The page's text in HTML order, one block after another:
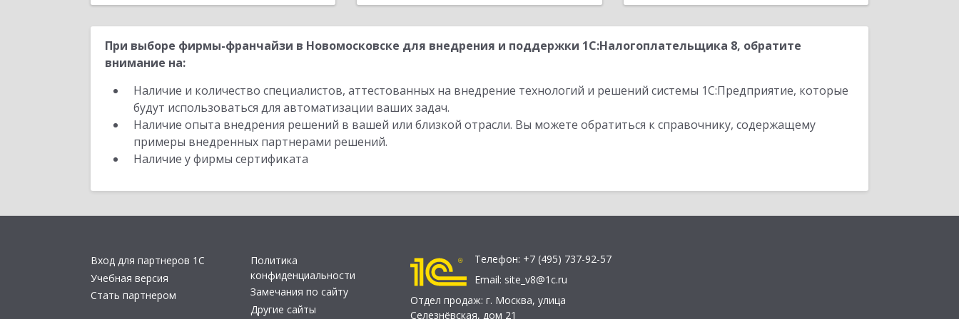
При выборе фирмы-франчайзи в Новомосковске для внедрения и поддержки 1С:Налогоплательщика 8, обратите
внимание на:
Наличие и количество специалистов, аттестованных на внедрение технологий и решений системы 1С:Предприятие, которые
будут использоваться для автоматизации ваших задач.
Наличие опыта внедрения решений в вашей или близкой отрасли. Вы можете обратиться к справочнику, содержащему
примеры внедренных партнерами решений.
Наличие у фирмы сертификата
Вход для партнеров 1С
Учебная версия
Стать партнером
Политика
конфиденциальности
Замечания по сайту
Другие сайты
Телефон: +7 (495) 737-92-57
Email: site_v8@1c.ru
Отдел продаж: г. Москва, улица
Селезнёвская, дом 21